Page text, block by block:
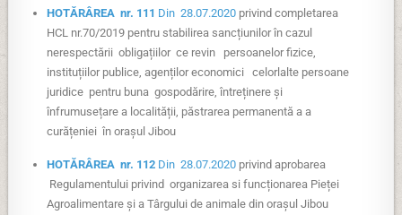
HOTĂRÂREA nr. 111 Din 28.07.2020 privind completarea
HCL nr.70/2019 pentru stabilirea sancțiunilor în cazul
nerespectării obligațiilor ce revin persoanelor fizice,
instituțiilor publice, agenților economici celorlalte persoane
juridice pentru buna gospodărire, întreținere și
înfrumusețare a localității, păstrarea permanentă a a
curățeniei în orașul Jibou
HOTĂRÂREA nr. 112 Din 28.07.2020 privind aprobarea
Regulamentului privind organizarea si funcționarea Pieței
Agroalimentare și a Târgului de animale din orașul Jibou